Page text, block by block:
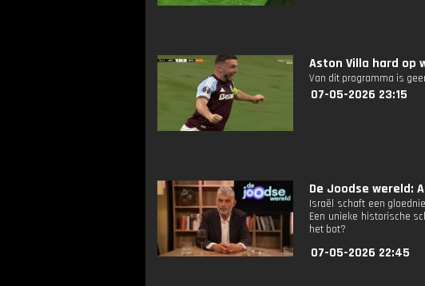
Aston Villa hard op
Van dit programma is
07-05-2026 23:15
De Joodse wereld:
Israël schaft een
Een unieke historische
het bot?
07-05-2026 22:45